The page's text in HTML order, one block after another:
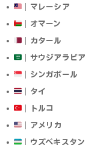
｜マレーシア
｜オマーン
｜カタール
｜サウジアラビア
｜シンガポール
｜タイ
｜トルコ
｜アメリカ
｜ウズベキスタン